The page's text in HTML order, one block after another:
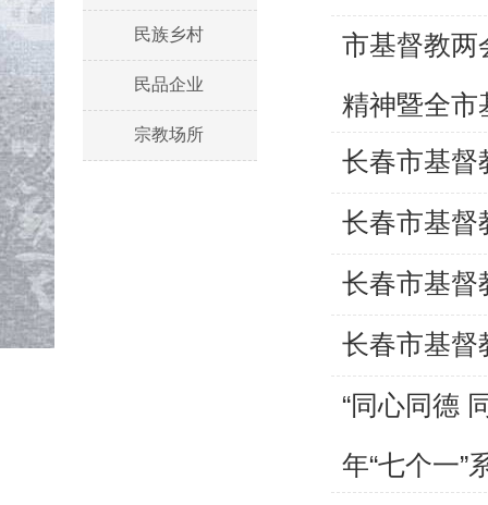
民族乡村
民品企业
宗教场所
市基督教两
精神暨全市
长春市基督
长春市基督
长春市基督
长春市基督
“同心同德
年“七个一”